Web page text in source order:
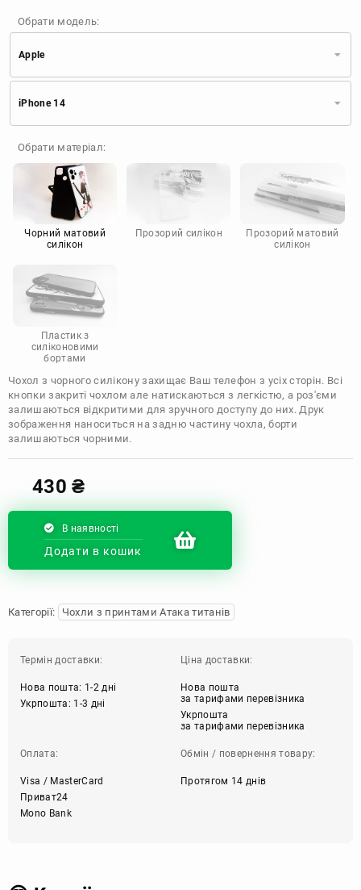
Обрати модель:
Apple
Apple
Huawei
TECNO
Google
Doogee
Infinix
Sony
Motorola
iPhone 14
Обрати матеріал:
Чорний матовий
силікон
Прозорий силікон
Прозорий матовий
силікон
Пластик з
силіконовими
бортами
Чохол з чорного силікону захищає Ваш телефон з усіх сторін. Всі
кнопки закриті чохлом але натискаються з легкістю, а роз'єми
залишаються відкритими для зручного доступу до них. Друк
зображення наноситься на задню частину чохла, борти
залишаються чорними.
430₴
В наявності
Додати в кошик
Категорії: Чохли з принтами Атака титанів
Термін доставки:
Нова пошта: 1-2 дні
Укрпошта: 1-3 дні
Ціна доставки:
Нова пошта
за тарифами перевізника
Укрпошта
за тарифами перевізника
Оплата:
Visa / MasterCard
Приват24
Mono Bank
Обмін / повернення товару:
Протягом 14 днів